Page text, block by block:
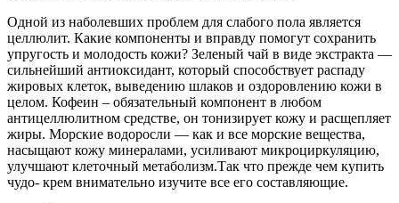
Одной из наболевших проблем для слабого пола является
целлюлит. Какие компоненты и вправду помогут сохранить
упругость и молодость кожи? Зеленый чай в виде экстракта —
сильнейший антиоксидант, который способствует распаду
жировых клеток, выведению шлаков и оздоровлению кожи в
целом. Кофеин – обязательный компонент в любом
антицеллюлитном средстве, он тонизирует кожу и расщепляет
жиры. Морские водоросли — как и все морские вещества,
насыщают кожу минералами, усиливают микроциркуляцию,
улучшают клеточный метаболизм.Так что прежде чем купить
чудо- крем внимательно изучите все его составляющие.